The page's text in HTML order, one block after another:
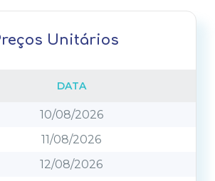
Unitários
DATA
10/08/2026
11/08/2026
12/08/2026